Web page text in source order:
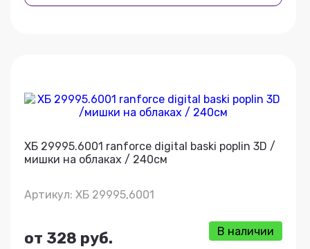
ХБ 29995.6001 ranforce digital baski poplin 3D /
мишки на облаках / 240см
Артикул: ХБ 29995,6001
от 328 руб. В наличии